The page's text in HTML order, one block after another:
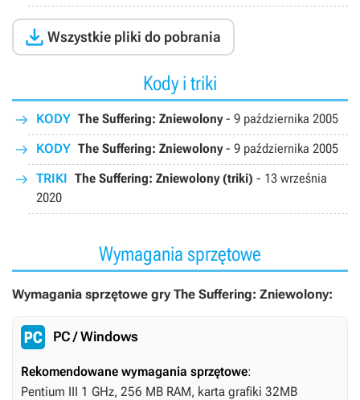
 Wszystkie pliki do pobrania
Kody i triki
KODY The Suffering: Zniewolony- 9 października 2005
KODY The Suffering: Zniewolony- 9 października 2005
TRIKI The Suffering: Zniewolony (triki) - 13 września
2020
Wymagania sprzętowe
Wymagania sprzętowe gry The Suffering: Zniewolony:
PC / Windows
Rekomendowane wymagania sprzętowe:
Pentium III 1 GHz, 256 MB RAM, karta grafiki 32MB